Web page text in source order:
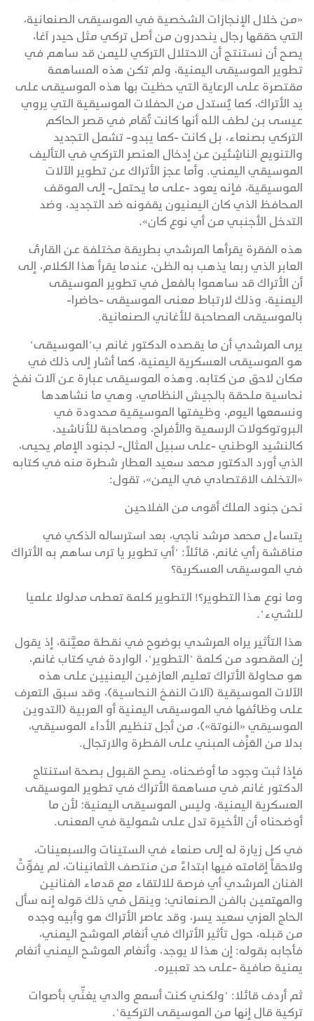
«من خلال الإنجازات الشخصية في الموسيقى الصنعانية،
التي حققها رجال ينحدرون من أصل تركي مثل حيدر آغا،
يصح أن نستنتج أن الاحتلال التركي لليمن قد ساهم في
تطوير الموسيقى اليمنية، ولم تكن هذه المساهمة
مقتصرة على الرعاية التي حظيت بها هذه الموسيقى على
يد الأتراك، كما يُستدل من الحفلات الموسيقية التي يروي
عيسى بن لطف الله أنها كانت تُقام في قصر الحاكم
التركي بصنعاء، بل كانت -كما يبدو- تشمل التجديد
والتنويع الناشِئين عن إدخال العنصر التركي في التأليف
الموسيقي اليمني. وأما عجز الأتراك عن تطوير الآلات
الموسيقية، فإنه يعود -على ما يحتمل- إلى الموقف
المحافظ الذي كان اليمنيون يقفونه ضد التجديد، وضد
التدخل الأجنبي من أي نوع كان».
هذه الفقرة يقرأها المرشدي بطريقة مختلفة عن القارئ
العابر الذي ربما يذهب به الظن، عندما يقرأ هذا الكلام، إلى
أن الأتراك قد ساهموا بالفعل في تطوير الموسيقى
اليمنية، وذلك لارتباط معنى الموسيقى -حاضرا-
بالموسيقى المصاحبة للأغاني الصنعانية.
يرى المرشدي أن ما يقصده الدكتور غانم ب"الموسيقى"
هو الموسيقى العسكرية اليمنية، كما أشار إلى ذلك في
مكان لاحق من كتابه. وهذه الموسيقى عبارة عن آلات نفخ
نحاسية ملحقة بالجيش النظامي، وهي ما نشاهدها
ونسمعها اليوم، وظيفتها الموسيقية محدودة في
البروتوكولات الرسمية والأفراح، ومصاحبة للأناشيد،
كالنشيد الوطني -على سبيل المثال- لجنود الإمام يحيى،
الذي أورد الدكتور محمد سعيد العطار شطرة منه في كتابه
«التخلف الاقتصادي في اليمن»، تقول:
نحن جنود الملك أقوى من الفلاحين
يتساءل محمد مرشد ناجي، بعد استرساله الذكي في
مناقشة رأي غانم، قائلاً: "أي تطوير يا ترى ساهم به الأتراك
في الموسيقى العسكرية؟
وما نوع هذا التطوير؟! التطوير كلمة تعطى مدلولا علميا
للشيء".
هذا التأثير يراه المرشدي بوضوح في نقطة معيَّنة، إذ يقول
إن المقصود من كلمة "التطوير"، الواردة في كتاب غانم،
هو محاولة الأتراك تعليم العازفين اليمنيين على هذه
الآلات الموسيقية (آلات النفخ النحاسية)، وقد سبق التعرف
على وظائفها في الموسيقى اليمنية أو العربية (التدوين
الموسيقي «النوتة»)، من أجل تنظيم الأداء الموسيقي،
بدلا من العَزْف المبني على الفطرة والارتجال.
فإذا ثبت وجود ما أوضحناه، يصح القبول بصحة استنتاج
الدكتور غانم في مساهمة الأتراك في تطوير الموسيقى
العسكرية اليمنية، وليس الموسيقى اليمنية؛ لأن ما
أوضحناه أن الأخيرة تدل على شمولية في المعنى.
في كل زيارة له إلى صنعاء في الستينات والسبعينات،
ولاحقاً إقامته فيها ابتداءً من منتصف الثمانينات، لم يفوِّتْ
الفنان المرشدي أي فرصة للالتقاء مع قدماء الفنانين
والمهتمين بالفن الصنعاني؛ وينقل في ذلك قوله إنه سأل
الحاج العزي سعيد يسر، وقد عاصر الأتراك هو وأبيه وجده
من قبله، حول تأثير الأتراك في أنغام الموشح اليمني،
فأجابه بقوله: إن هذا لا يوجد، وأنغام الموشح اليمني أنغام
يمنية صافية -على حد تعبيره.
ثم أردف قائلا: "ولكني كنت أسمع والدي يغنِّي بأصوات
تركية قال إنها من الموسيقى التركية".